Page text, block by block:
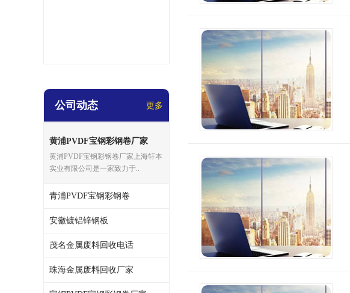
公司动态 更多
黄浦PVDF宝钢彩钢卷厂家
黄浦PVDF宝钢彩钢卷厂家上海轩本
实业有限公司是一家致力于..
青浦PVDF宝钢彩钢卷
安徽镀铝锌钢板
茂名金属废料回收电话
珠海金属废料回收厂家